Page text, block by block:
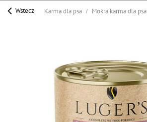
Wstecz Karma dla psa Mokra karma dla psa